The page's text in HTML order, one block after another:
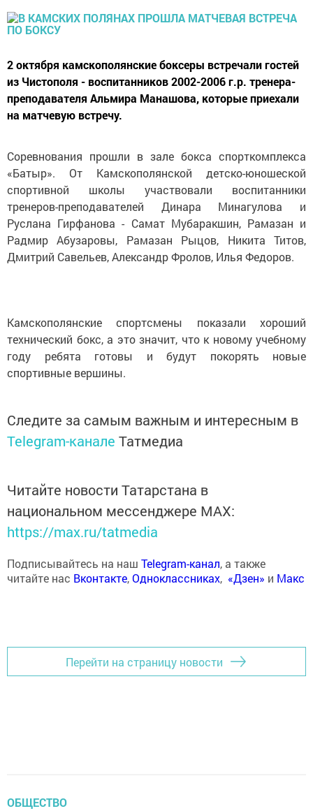
2 октября камскополянские боксеры встречали гостей
из Чистополя - воспитанников 2002-2006 г.р. тренера-
преподавателя Альмира Манашова, которые приехали
на матчевую встречу.
Соревнования прошли в зале бокса спорткомплекса
«Батыр». От Камскополянской детско-юношеской
спортивной школы участвовали воспитанники
тренеров-преподавателей Динара Минагулова и
Руслана Гирфанова - Самат Мубаракшин, Рамазан и
Радмир Абузаровы, Рамазан Рыцов, Никита Титов,
Дмитрий Савельев, Александр Фролов, Илья Федоров.
Камскополянские спортсмены показали хороший
технический бокс, а это значит, что к новому учебному
году ребята готовы и будут покорять новые
спортивные вершины.
Следите за самым важным и интересным в
Telegram-канале Татмедиа
Читайте новости Татарстана в
национальном мессенджере MАХ:
https://max.ru/tatmedia
Подписывайтесь на наш Telegram-канал, а также
читайте нас Вконтакте,Одноклассниках, «Дзен» и Макс
Перейти на страницу новости
ОБЩЕСТВО